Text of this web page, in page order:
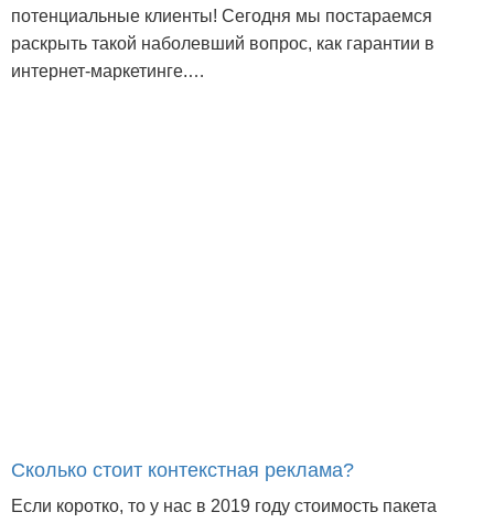
потенциальные клиенты! Сегодня мы постараемся
раскрыть такой наболевший вопрос, как гарантии в
интернет-маркетинге.…
Сколько стоит контекстная реклама?
Если коротко, то у нас в 2019 году стоимость пакета